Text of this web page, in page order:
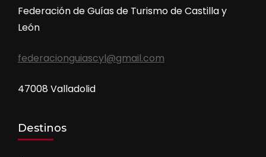
Federación de Guías de Turismo de Castilla y
León
federacionguiascyl@gmail.com
47008 Valladolid
Destinos